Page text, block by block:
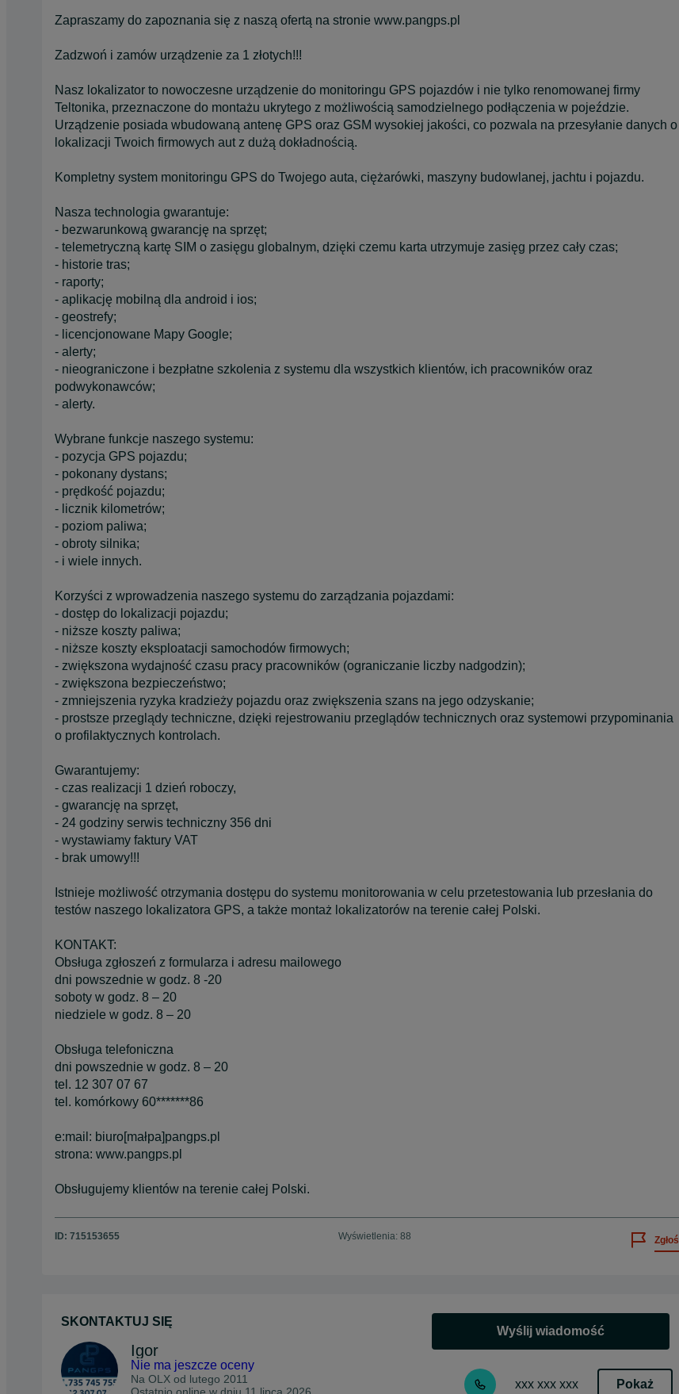
Zapraszamy do zapoznania się z naszą ofertą na stronie www.pangps.pl
Zadzwoń i zamów urządzenie za 1 złotych!!!
Nasz lokalizator to nowoczesne urządzenie do monitoringu GPS pojazdów i nie tylko renomowanej firmy
Teltonika, przeznaczone do montażu ukrytego z możliwością samodzielnego podłączenia w pojeździe.
Urządzenie posiada wbudowaną antenę GPS oraz GSM wysokiej jakości, co pozwala na przesyłanie danych o
lokalizacji Twoich firmowych aut z dużą dokładnością.
Kompletny system monitoringu GPS do Twojego auta, ciężarówki, maszyny budowlanej, jachtu i pojazdu.
Nasza technologia gwarantuje:
- bezwarunkową gwarancję na sprzęt;
- telemetryczną kartę SIM o zasięgu globalnym, dzięki czemu karta utrzymuje zasięg przez cały czas;
- historie tras;
- raporty;
- aplikację mobilną dla android i ios;
- geostrefy;
- licencjonowane Mapy Google;
- alerty;
- nieograniczone i bezpłatne szkolenia z systemu dla wszystkich klientów, ich pracowników oraz
podwykonawców;
- alerty.
Wybrane funkcje naszego systemu:
- pozycja GPS pojazdu;
- pokonany dystans;
- prędkość pojazdu;
- licznik kilometrów;
- poziom paliwa;
- obroty silnika;
- i wiele innych.
Korzyści z wprowadzenia naszego systemu do zarządzania pojazdami:
- dostęp do lokalizacji pojazdu;
- niższe koszty paliwa;
- niższe koszty eksploatacji samochodów firmowych;
- zwiększona wydajność czasu pracy pracowników (ograniczanie liczby nadgodzin);
- zwiększona bezpieczeństwo;
- zmniejszenia ryzyka kradzieży pojazdu oraz zwiększenia szans na jego odzyskanie;
- prostsze przeglądy techniczne, dzięki rejestrowaniu przeglądów technicznych oraz systemowi przypominania
o profilaktycznych kontrolach.
Gwarantujemy:
- czas realizacji 1 dzień roboczy,
- gwarancję na sprzęt,
- 24 godziny serwis techniczny 356 dni
- wystawiamy faktury VAT
- brak umowy!!!
Istnieje możliwość otrzymania dostępu do systemu monitorowania w celu przetestowania lub przesłania do
testów naszego lokalizatora GPS, a także montaż lokalizatorów na terenie całej Polski.
KONTAKT:
Obsługa zgłoszeń z formularza i adresu mailowego
dni powszednie w godz. 8 -20
soboty w godz. 8 – 20
niedziele w godz. 8 – 20
Obsługa telefoniczna
dni powszednie w godz. 8 – 20
tel. 12 307 07 67
tel. komórkowy 60*******86
e:mail: biuro[małpa]pangps.pl
strona: www.pangps.pl
Obsługujemy klientów na terenie całej Polski.
ID: 715153655 Wyświetlenia: 88 Zgłoś
SKONTAKTUJ SIĘ
Igor
Nie ma jeszcze oceny
Na OLX od lutego 2011
Wyślij wiadomość
xxx xxx xxx Pokaż